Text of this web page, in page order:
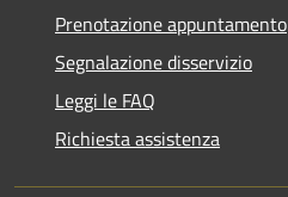
Prenotazione appuntamento
Segnalazione disservizio
Leggi le FAQ
Richiesta assistenza